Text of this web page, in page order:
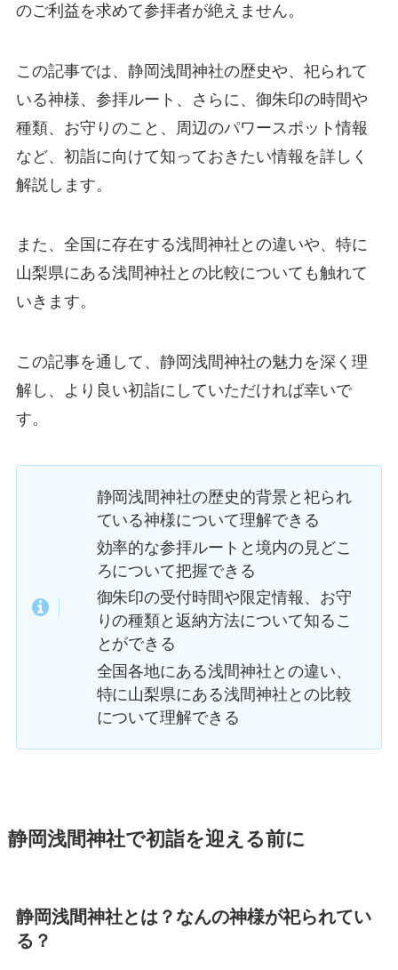
のご利益を求めて参拝者が絶えません。
この記事では、静岡浅間神社の歴史や、祀られて
いる神様、参拝ルート、さらに、御朱印の時間や
種類、お守りのこと、周辺のパワースポット情報
など、初詣に向けて知っておきたい情報を詳しく
解説します。
また、全国に存在する浅間神社との違いや、特に
山梨県にある浅間神社との比較についても触れて
いきます。
この記事を通して、静岡浅間神社の魅力を深く理
解し、より良い初詣にしていただければ幸いで
す。
静岡浅間神社の歴史的背景と祀られ
ている神様について理解できる
効率的な参拝ルートと境内の見どこ
ろについて把握できる
御朱印の受付時間や限定情報、お守
りの種類と返納方法について知るこ
とができる
全国各地にある浅間神社との違い、
特に山梨県にある浅間神社との比較
について理解できる
静岡浅間神社で初詣を迎える前に
静岡浅間神社とは？なんの神様が祀られてい
る？